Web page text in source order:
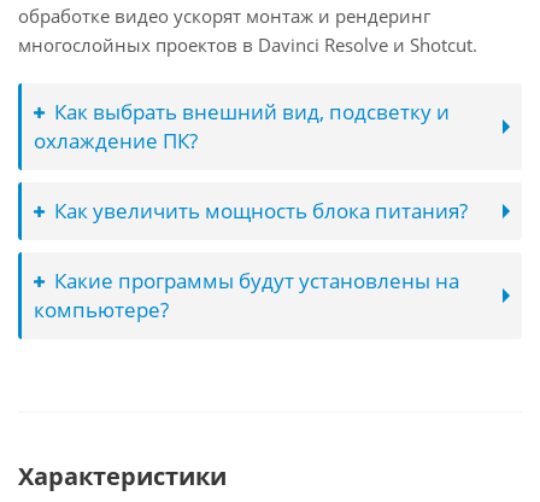
обработке видео ускорят монтаж и рендеринг
многослойных проектов в Davinci Resolve и Shotcut.
Как выбрать внешний вид, подсветку и
охлаждение ПК?
Как увеличить мощность блока питания?
Какие программы будут установлены на
компьютере?
Характеристики